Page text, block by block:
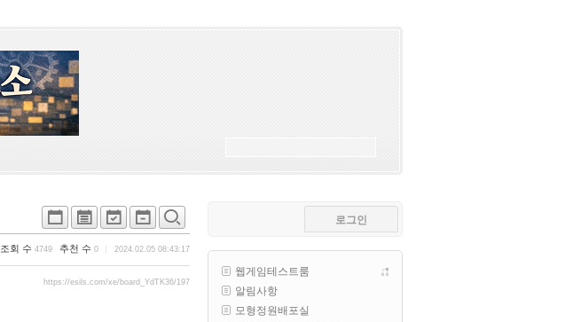
조회 수 4749 추천 수 0 2024.02.05 08:43:17
https://esils.com/xe/board_YdTK36/197
로그인
웹게임테스트룸
알림사항
모형정원배포실
00:19
밑에 일반웹게임이 더있었네요
esils
아 이제 2로 돌아왔군요